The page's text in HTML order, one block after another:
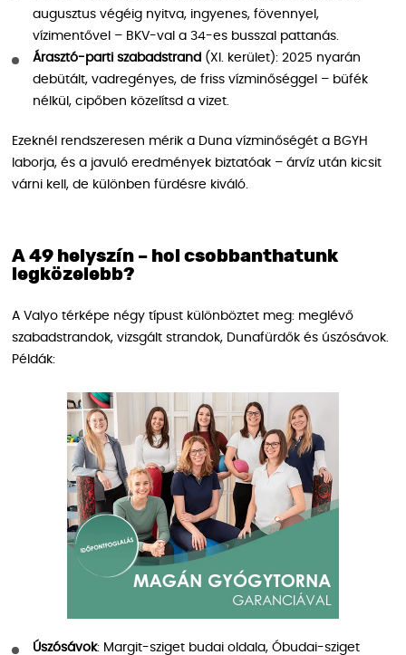
augusztus végéig nyitva, ingyenes, fövennyel,
vízimentővel – BKV-val a 34-es busszal pattanás.
Árasztó-parti szabadstrand (XI. kerület): 2025 nyarán
debütált, vadregényes, de friss vízminőséggel – büfék
nélkül, cipőben közelítsd a vizet.
Ezeknél rendszeresen mérik a Duna vízminőségét a BGYH
laborja, és a javuló eredmények biztatóak – árvíz után kicsit
várni kell, de különben fürdésre kiváló.
A 49 helyszín – hol csobbanthatunk
legközelebb?
A Valyo térképe négy típust különböztet meg: meglévő
szabadstrandok, vizsgált strandok, Dunafürdők és úszósávok.
Példák:
Úszósávok: Margit-sziget budai oldala, Óbudai-sziget